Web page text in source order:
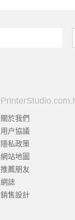
關於我們
用户協議
隱私政策
網站地圖
推薦朋友
網誌
銷售設計